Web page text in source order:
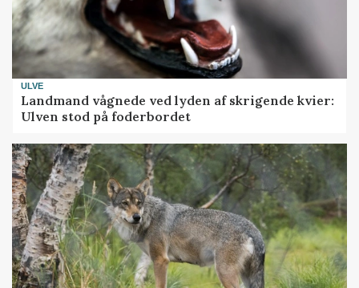
ULVE
Landmand vågnede ved lyden af skrigende kvier:
Ulven stod på foderbordet